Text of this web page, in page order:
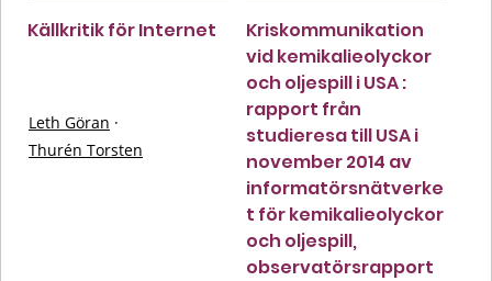
Källkritik för Internet
Leth Göran ·
Thurén Torsten
Kriskommunikation
vid kemikalieolyckor
och oljespill i USA :
rapport från
studieresa till USA i
november 2014 av
informatörsnätverke
t för kemikalieolyckor
och oljespill,
observatörsrapport